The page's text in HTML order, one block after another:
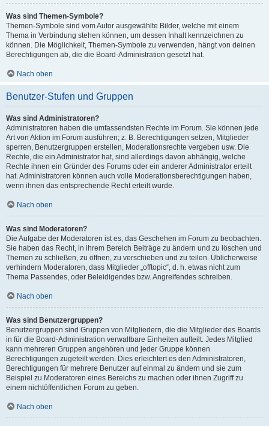
Was sind Themen-Symbole?
Themen-Symbole sind vom Autor ausgewählte Bilder, welche mit einem
Thema in Verbindung stehen können, um dessen Inhalt kennzeichnen zu
können. Die Möglichkeit, Themen-Symbole zu verwenden, hängt von deinen
Berechtigungen ab, die die Board-Administration gesetzt hat.
Nach oben
Benutzer-Stufen und Gruppen
Was sind Administratoren?
Administratoren haben die umfassendsten Rechte im Forum. Sie können jede
Art von Aktion im Forum ausführen; z. B. Berechtigungen setzen, Mitglieder
sperren, Benutzergruppen erstellen, Moderationsrechte vergeben usw. Die
Rechte, die ein Administrator hat, sind allerdings davon abhängig, welche
Rechte ihnen ein Gründer des Forums oder ein anderer Administrator erteilt
hat. Administratoren können auch volle Moderationsberechtigungen haben,
wenn ihnen das entsprechende Recht erteilt wurde.
Nach oben
Was sind Moderatoren?
Die Aufgabe der Moderatoren ist es, das Geschehen im Forum zu beobachten.
Sie haben das Recht, in ihrem Bereich Beiträge zu ändern und zu löschen und
Themen zu schließen, zu öffnen, zu verschieben und zu teilen. Üblicherweise
verhindern Moderatoren, dass Mitglieder „offtopic“, d. h. etwas nicht zum
Thema Passendes, oder Beleidigendes bzw. Angreifendes schreiben.
Nach oben
Was sind Benutzergruppen?
Benutzergruppen sind Gruppen von Mitgliedern, die die Mitglieder des Boards
in für die Board-Administration verwaltbare Einheiten aufteilt. Jedes Mitglied
kann mehreren Gruppen angehören und jeder Gruppe können
Berechtigungen zugeteilt werden. Dies erleichtert es den Administratoren,
Berechtigungen für mehrere Benutzer auf einmal zu ändern und sie zum
Beispiel zu Moderatoren eines Bereichs zu machen oder ihnen Zugriff zu
einem nichtöffentlichen Forum zu geben.
Nach oben